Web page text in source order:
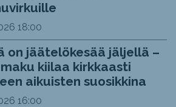
18:00
on jäätelökesää jäljellä –
kiilaa kirkkaasti
aikuisten suosikkina
16:00